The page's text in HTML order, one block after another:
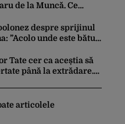
de la Muncă. Ce
despre sprijinul
”Acolo unde este bătut
Tate cer ca aceștia să
până la extrădare.
articolele